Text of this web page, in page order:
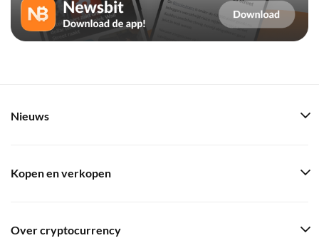
Nieuws
Kopen en verkopen
Over cryptocurrency